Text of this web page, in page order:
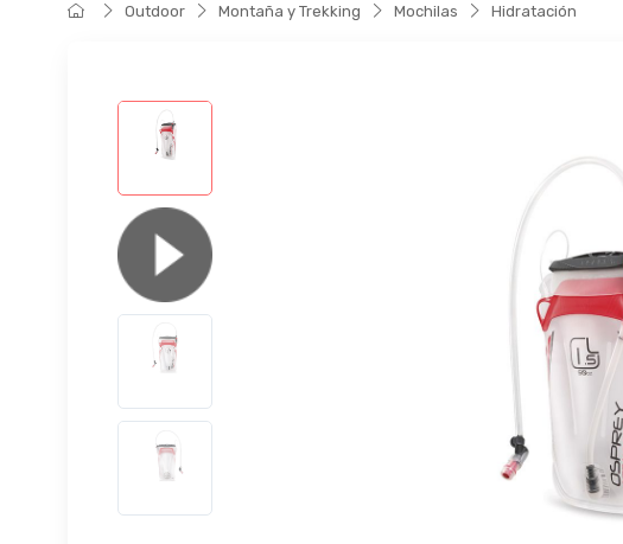
Outdoor Montaña y Trekking Mochilas Hidratación